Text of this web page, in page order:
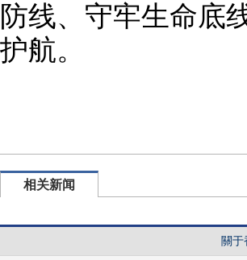
防线、守牢生命底
护航。
相关新闻
關于